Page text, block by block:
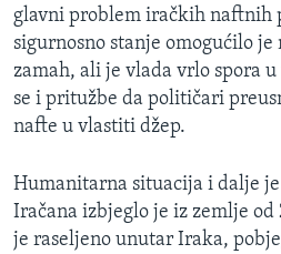
glavni problem iračkih naftnih
sigurnosno stanje omogućilo
zamah, ali je vlada vrlo spora
se i pritužbe da političari
nafte u vlastiti džep.
Humanitarna situacija i dalje
Iračana izbjeglo je iz zemlje
je raseljeno unutar Iraka,